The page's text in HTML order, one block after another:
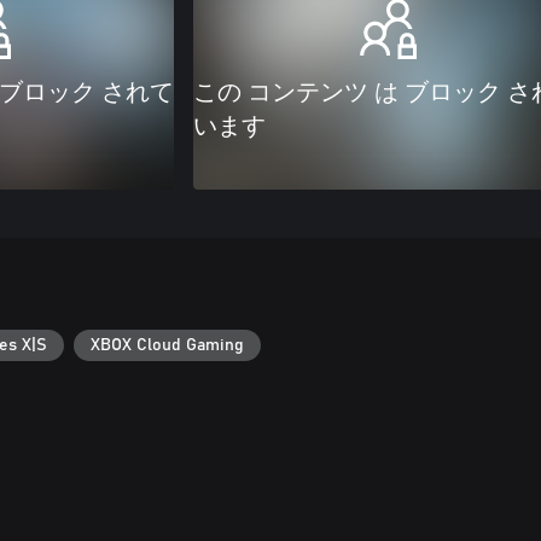
ロック されて
この コンテンツ は ブロック さ
います
X|S XBOX Cloud Gaming